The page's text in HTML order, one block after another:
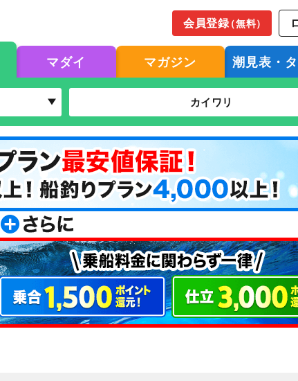
会員登録（無料）
マダイ マガジン 潮見表・
カイワリ